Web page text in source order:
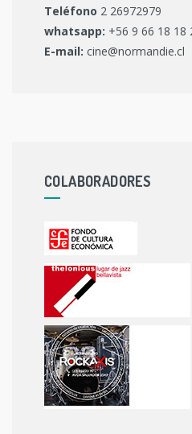
Teléfono 2 26972979
whatsapp: +56 9 66 18 18
E-mail: cine@normandie.cl
COLABORADORES